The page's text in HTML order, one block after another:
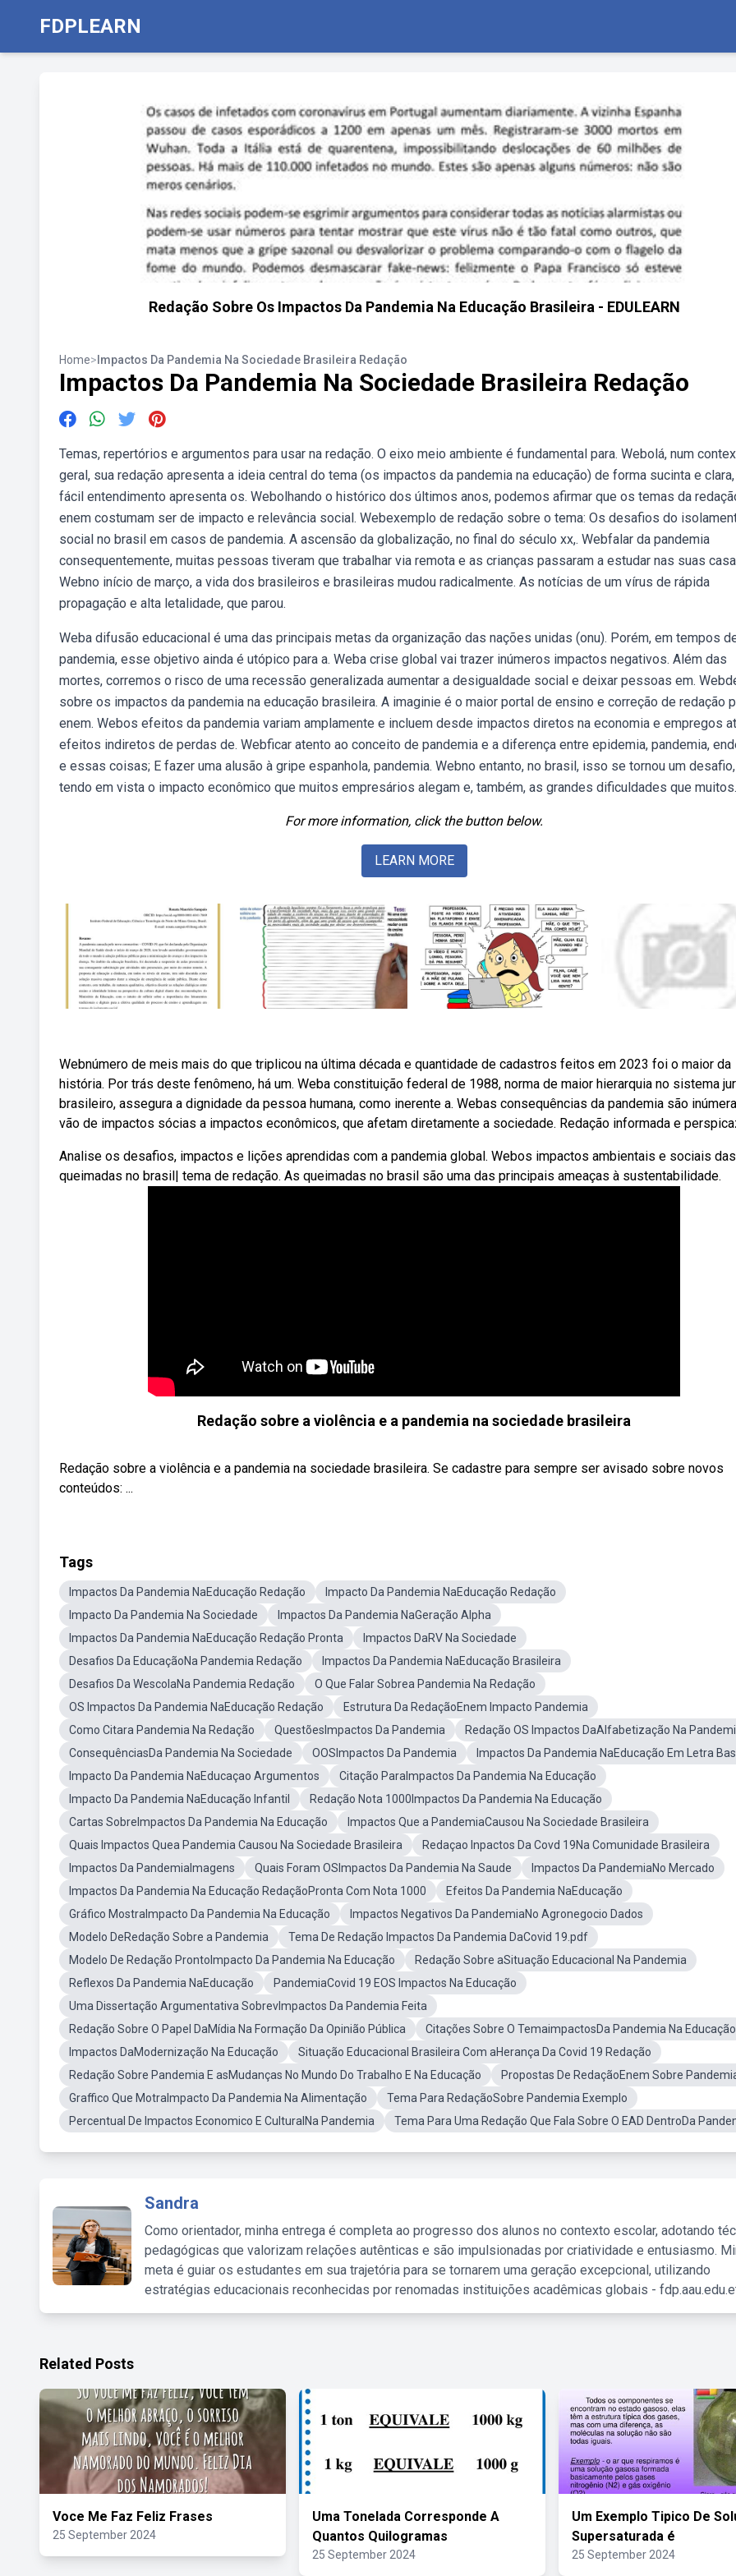
FDPLEARN
Redação Sobre Os Impactos Da Pandemia Na Educação Brasileira - EDULEARN
Home> Impactos Da Pandemia Na Sociedade Brasileira Redação
Impactos Da Pandemia Na Sociedade Brasileira Redação
Temas, repertórios e argumentos para usar na redação. O eixo meio ambiente é fundamental para. Webolá, num
geral, sua redação apresenta a ideia central do tema (os impactos da pandemia na educação) de forma sucinta e
fácil entendimento apresenta os. Webolhando o histórico dos últimos anos, podemos afirmar que os temas da
enem costumam ser de impacto e relevância social. Webexemplo de redação sobre o tema: Os desafios do
social no brasil em casos de pandemia. A ascensão da globalização, no final do século xx,. Webfalar da pandemia
consequentemente, muitas pessoas tiveram que trabalhar via remota e as crianças passaram a estudar nas suas
Webno início de março, a vida dos brasileiros e brasileiras mudou radicalmente. As notícias de um vírus de rápida
propagação e alta letalidade, que parou.
Weba difusão educacional é uma das principais metas da organização das nações unidas (onu). Porém, em tempos
pandemia, esse objetivo ainda é utópico para a. Weba crise global vai trazer inúmeros impactos negativos. Além das
mortes, corremos o risco de uma recessão generalizada aumentar a desigualdade social e deixar pessoas em.
sobre os impactos da pandemia na educação brasileira. A imaginie é o maior portal de ensino e correção de redação
enem. Webos efeitos da pandemia variam amplamente e incluem desde impactos diretos na economia e empregos
efeitos indiretos de perdas de. Webficar atento ao conceito de pandemia e a diferença entre epidemia, pandemia,
e essas coisas; E fazer uma alusão à gripe espanhola, pandemia. Webno entanto, no brasil, isso se tornou um desafio,
tendo em vista o impacto econômico que muitos empresários alegam e, também, as grandes dificuldades que muitos.
For more information, click the button below.
LEARN MORE
Webnúmero de meis mais do que triplicou na última década e quantidade de cadastros feitos em 2023 foi o maior da
história. Por trás deste fenômeno, há um. Weba constituição federal de 1988, norma de maior hierarquia no sistema
brasileiro, assegura a dignidade da pessoa humana, como inerente a. Webas consequências da pandemia são
vão de impactos sócias a impactos econômicos, que afetam diretamente a sociedade. Redação informada e
Analise os desafios, impactos e lições aprendidas com a pandemia global. Webos impactos ambientais e sociais das
queimadas no brasil| tema de redação. As queimadas no brasil são uma das principais ameaças à sustentabilidade.
Redação sobre a violência e a pandemia na sociedade brasileira
Redação sobre a violência e a pandemia na sociedade brasileira. Se cadastre para sempre ser avisado sobre novos
conteúdos: ...
Tags
Impactos Da Pandemia NaEducação Redação
Impacto Da Pandemia NaEducação Redação
Impacto Da Pandemia Na Sociedade
Impactos Da Pandemia NaGeração Alpha
Impactos Da Pandemia NaEducação Redação Pronta
Impactos DaRV Na Sociedade
Desafios Da EducaçãoNa Pandemia Redação
Impactos Da Pandemia NaEducação Brasileira
Desafios Da WescolaNa Pandemia Redação
O Que Falar Sobrea Pandemia Na Redação
OS Impactos Da Pandemia NaEducação Redação
Estrutura Da RedaçãoEnem Impacto Pandemia
Como Citara Pandemia Na Redação
QuestõesImpactos Da Pandemia
Redação OS Impactos DaAlfabetização Na
ConsequênciasDa Pandemia Na Sociedade
OOSImpactos Da Pandemia
Impactos Da Pandemia NaEducação Em Letra
Impacto Da Pandemia NaEducaçao Argumentos
Citação ParaImpactos Da Pandemia Na Educação
Impacto Da Pandemia NaEducação Infantil
Redação Nota 1000Impactos Da Pandemia Na Educação
Cartas SobreImpactos Da Pandemia Na Educação
Impactos Que a PandemiaCausou Na Sociedade Brasileira
Quais Impactos Quea Pandemia Causou Na Sociedade Brasileira
Redaçao Inpactos Da Covd 19Na Comunidade Brasileira
Impactos Da PandemiaImagens
Quais Foram OSImpactos Da Pandemia Na Saude
Impactos Da PandemiaNo Mercado
Impactos Da Pandemia Na Educação RedaçãoPronta Com Nota 1000
Efeitos Da Pandemia NaEducação
Gráfico MostraImpacto Da Pandemia Na Educação
Impactos Negativos Da PandemiaNo Agronegocio Dados
Modelo DeRedação Sobre a Pandemia
Tema De Redação Impactos Da Pandemia DaCovid 19.pdf
Modelo De Redação ProntoImpacto Da Pandemia Na Educação
Redação Sobre aSituação Educacional Na Pandemia
Reflexos Da Pandemia NaEducação
PandemiaCovid 19 EOS Impactos Na Educação
Uma Dissertação Argumentativa SobrevImpactos Da Pandemia Feita
Redação Sobre O Papel DaMídia Na Formação Da Opinião Pública
Citações Sobre O TemaimpactosDa Pandemia Na Educação
Impactos DaModernização Na Educação
Situação Educacional Brasileira Com aHerança Da Covid 19 Redação
Redação Sobre Pandemia E asMudanças No Mundo Do Trabalho E Na Educação
Propostas De RedaçãoEnem Sobre
Graffico Que MotraImpacto Da Pandemia Na Alimentação
Tema Para RedaçãoSobre Pandemia Exemplo
Percentual De Impactos Economico E CulturalNa Pandemia
Tema Para Uma Redação Que Fala Sobre O EAD DentroDa
Sandra
Como orientador, minha entrega é completa ao progresso dos alunos no contexto escolar, adotando
pedagógicas que valorizam relações autênticas e são impulsionadas por criatividade e entusiasmo.
meta é guiar os estudantes em sua trajetória para se tornarem uma geração excepcional, utilizando
estratégias educacionais reconhecidas por renomadas instituições acadêmicas globais -
Related Posts
Voce Me Faz Feliz Frases
25 September 2024
Uma Tonelada Corresponde A
Quantos Quilogramas
25 September 2024
Um Exemplo Tipico De
Supersaturada é
25 September 2024